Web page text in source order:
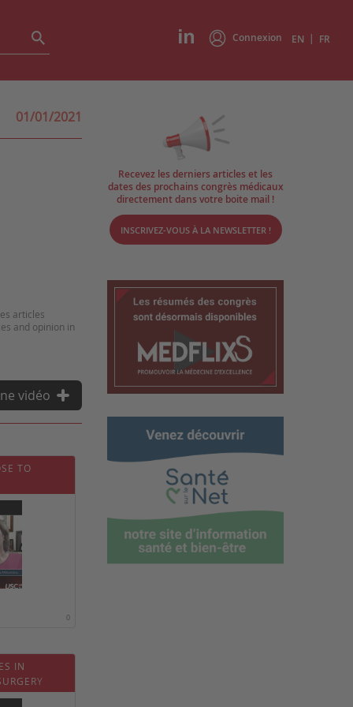
Connexion EN | FR
01/01/2021
articles
and opinion in
vidéo
TO
0
IN
Recevez les derniers articles et les
dates des prochains congrès médicaux
directement dans votre boite mail !
INSCRIVEZ-VOUS À LA NEWSLETTER !